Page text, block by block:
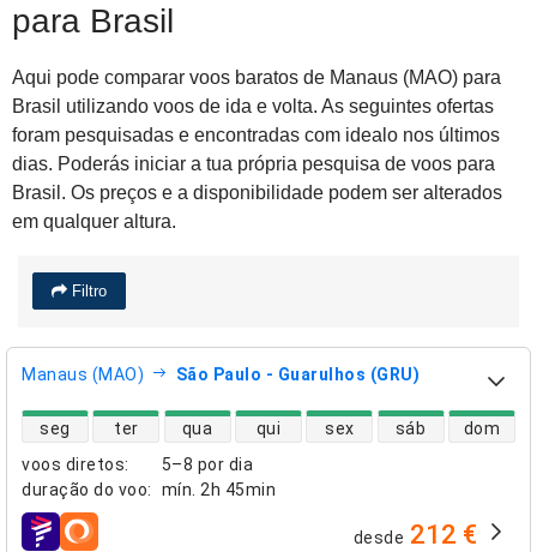
para Brasil
Aqui pode comparar voos baratos de Manaus (MAO) para
Brasil utilizando voos de ida e volta. As seguintes ofertas
foram pesquisadas e encontradas com idealo nos últimos
dias. Poderás iniciar a tua própria pesquisa de voos para
Brasil. Os preços e a disponibilidade podem ser alterados
em qualquer altura.
Filtro
Manaus (MAO) São Paulo - Guarulhos (GRU)
voos diretos:
5–8 por dia
duração do voo: mín. 2h 45min
disponibilidade de voos diretos
seg ter qua qui sex sáb dom
companhias aéreas desde 212 €